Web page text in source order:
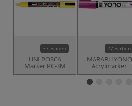
37 Farben
UNI POSCA
Marker PC-3M
27 Farben
MARABU YONO
Acrylmarker